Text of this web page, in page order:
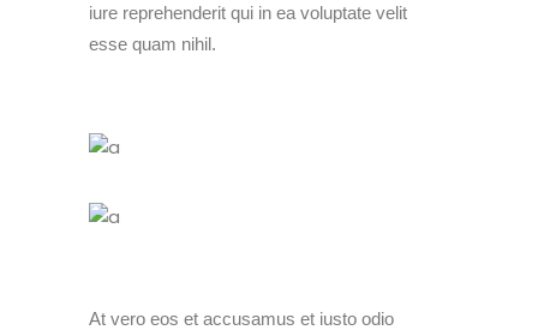
iure reprehenderit qui in ea voluptate velit
esse quam nihil.
At vero eos et accusamus et iusto odio